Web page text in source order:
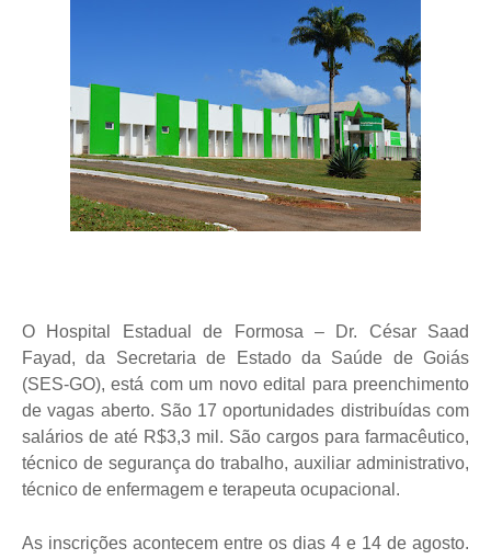
O Hospital Estadual de Formosa – Dr. César Saad
Fayad, da Secretaria de Estado da Saúde de Goiás
(SES-GO), está com um novo edital para preenchimento
de vagas aberto. São 17 oportunidades distribuídas com
salários de até R$3,3 mil. São cargos para farmacêutico,
técnico de segurança do trabalho, auxiliar administrativo,
técnico de enfermagem e terapeuta ocupacional.
As inscrições acontecem entre os dias 4 e 14 de agosto.